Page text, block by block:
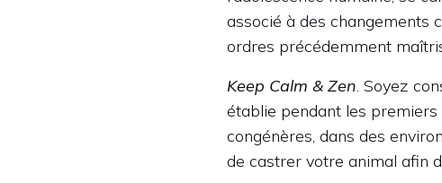
associé à des changements
ordres précédemment
Keep Calm & Zen. Soyez
établie pendant les premiers
congénères, dans des
de castrer votre animal afin